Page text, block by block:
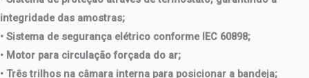
integridade das amostras;
• Sistema de segurança elétrico conforme IEC 60898;
• Motor para circulação forçada do ar;
• Três trilhos na câmara interna para posicionar a bandeja;